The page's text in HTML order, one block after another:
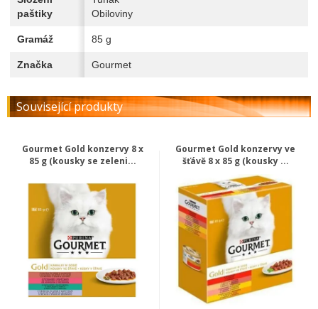
paštiky
Obiloviny
Gramáž 85 g
Značka Gourmet
Související produkty
Gourmet Gold konzervy 8 x
85 g (kousky se zeleni...
Gourmet Gold konzervy ve
šťávě 8 x 85 g (kousky ...